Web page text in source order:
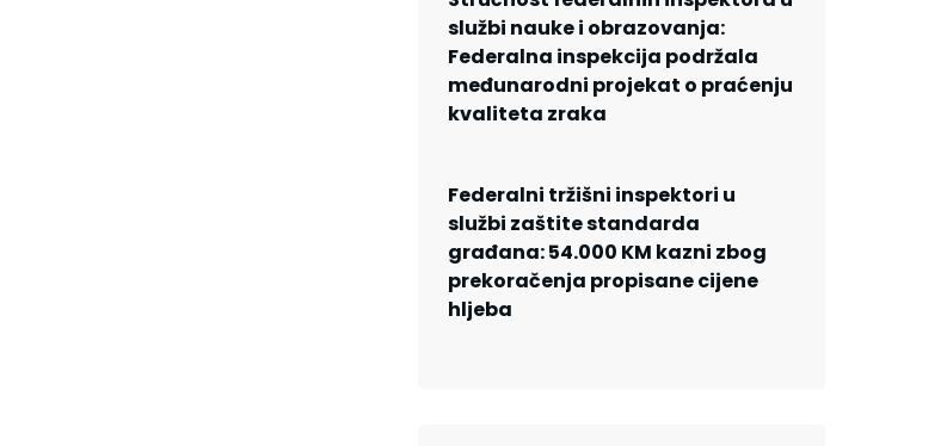
službi nauke i obrazovanja:
Federalna inspekcija podržala
međunarodni projekat o praćenju
kvaliteta zraka
Federalni tržišni inspektori u
službi zaštite standarda
građana: 54.000 KM kazni zbog
prekoračenja propisane cijene
hljeba